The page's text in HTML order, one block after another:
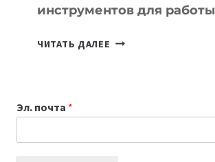
инструментов для работы
ЧИТАТЬ ДАЛЕЕ ТАСК-
РАБОТЫ
Эл. почта *